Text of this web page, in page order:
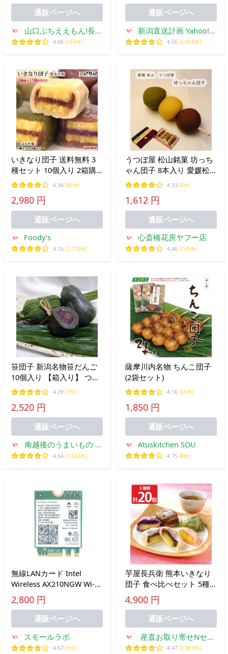
通販ページへ
山口ぶちええもん!長州
苑
4.66 (124件)
通販ページへ
新潟直送計画 Yahoo!シ
ョッピング店
4.56 (2,459件)
いきなり団子 送料無料 3
種セット 10個入り 2箱購
入で1箱おまけ 熊本名物
お取り寄せ 肥後屋 モチモ
チ食感の和スイーツ 和菓
子 団子 あんこ もち
4.34 (95件)
2,980 円
通販ページへ
Foody’s
4.16 (1,770件)
うつぼ屋 松山銘菓 坊っち
ゃん団子 8本入り 愛媛松
山 抹茶 黄 小豆 ３色のあ
ん 求肥 入り 口どけ滑らか
4.33 (6件)
1,612 円
通販ページへ
心斎橋花房ヤフー店
4.46 (730件)
笹団子 新潟名物笹だんご
10個入り 【箱入り】 つぶ
あん 冷凍 お得な10個セッ
ト 10個 新潟銘菓 お土産
パーティーイベント 和菓
子 ギフト だんご スイーツ
4.29 (7件)
2,520 円
通販ページへ
南越後のうまいもの あ
らきん商店
4.64 (1,562件)
薩摩川内名物 ちんこ団子
(2袋セット)
4.16 (25件)
1,850 円
通販ページへ
Atuskitchen SOU
4.75 (8件)
無線LANカード Intel
Wireless AX210NGW Wi-Fi
6E Bluetooth 5.3 インテル
ワイヤレスカード WLAN
2,800 円
通販ページへ
スモールラボ
4.67 (3件)
芋屋長兵衛 熊本いきなり
団子 食べ比べセット 5種
計20個 いきなり団子 冷凍
【北海道・沖縄県・離島
配送不可】
4,900 円
通販ページへ
産直お取り寄せNセレ
クト Yahoo!店
4.47 (2,983件)